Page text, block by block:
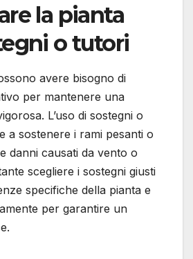
la pianta
o tutori
avere bisogno di
per mantenere una
L’uso di sostegni o
a sostenere i rami pesanti o
danni causati da vento o
scegliere i sostegni giusti
specifiche della pianta e
per garantire un